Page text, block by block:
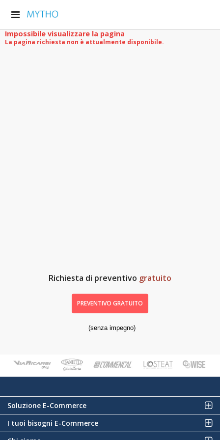
Impossibile visualizzare la pagina
La pagina richiesta non è attualmente disponibile.
Richiesta di preventivo gratuito
PREVENTIVO GRATUITO
(senza impegno)
Soluzione E-Commerce
I tuoi bisogni E-Commerce